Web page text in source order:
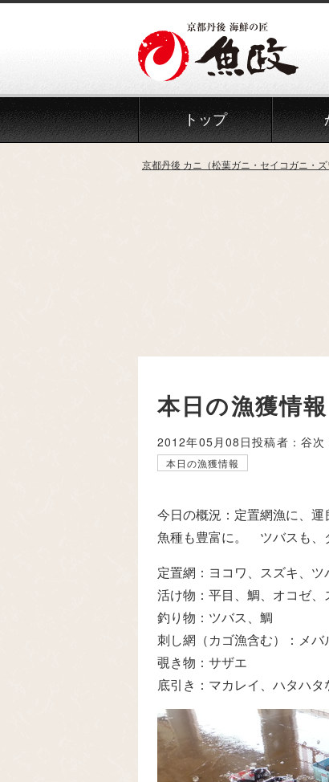
Skip
トップ
京都丹後 カニ（松葉ガニ・セイコガニ・
本日の漁獲
2012年05月08日投稿者：谷次
本日の漁獲情報
今日の概況：定置網漁に、
魚種も豊富に。 ツバスも、
定置網：ヨコワ、スズキ、
活け物：平目、鯛、オコゼ、
釣り物：ツバス、鯛
刺し網（カゴ漁含む）：メバ
覗き物：サザエ
底引き：マカレイ、ハタハタ